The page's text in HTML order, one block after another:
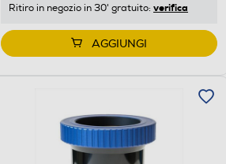
Ritiro in negozio in 30' gratuito: verifica
AGGIUNGI